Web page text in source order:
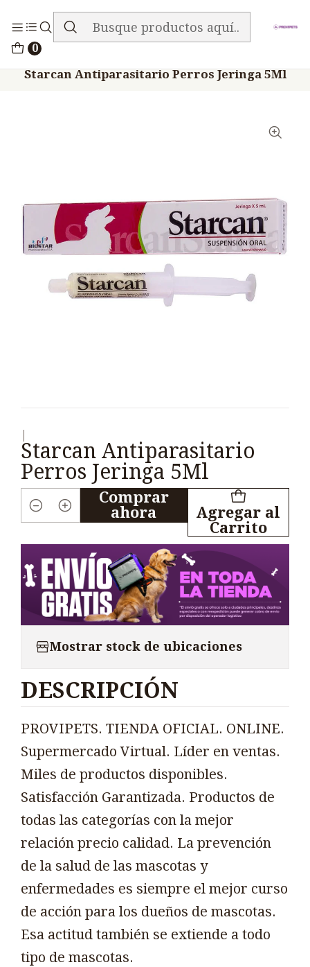
0
ENVIO GRATIS EN TODA LA TIENDA
Starcan Antiparasitario Perros Jeringa 5Ml
Starcan Antiparasitario
Perros Jeringa 5Ml
Cantidad
Agregar al
Carrito
Comprar
ahora
Mostrar stock de ubicaciones
DESCRIPCIÓN
PROVIPETS. TIENDA OFICIAL. ONLINE.
Supermercado Virtual. Líder en ventas.
Miles de productos disponibles.
Satisfacción Garantizada. Productos de
todas las categorías con la mejor
relación precio calidad. La prevención
de la salud de las mascotas y
enfermedades es siempre el mejor curso
de acción para los dueños de mascotas.
Esa actitud también se extiende a todo
tipo de mascotas.